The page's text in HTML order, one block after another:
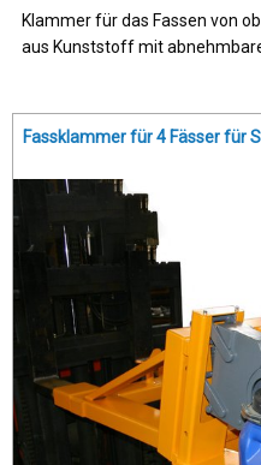
Klammer für das Fassen von
aus Kunststoff mit
Fassklammer für 4 Fässer für